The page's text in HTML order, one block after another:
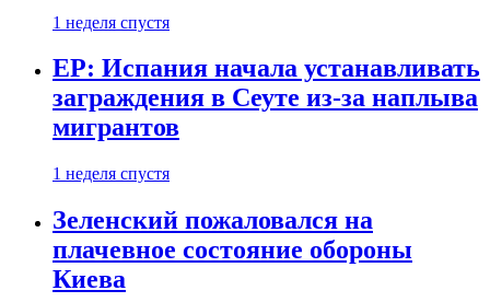
1 неделя спустя
EP: Испания начала устанавливать
заграждения в Сеуте из-за наплыва
мигрантов
1 неделя спустя
Зеленский пожаловался на
плачевное состояние обороны
Киева